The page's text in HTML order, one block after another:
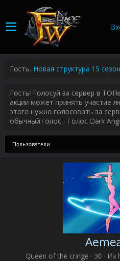
Гость, Новая структура 15
Гость! Голосуй за сервер в
акции может принять участие
этого нужно голосовать за
обычный голос - Голос Dark
Пользователи
Queen of the cringe · 30 · Из